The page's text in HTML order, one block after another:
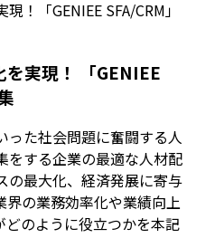
！「GENIEE SFA/CRM」
実現！ 「GENIEE
った社会問題に奮闘する人
をする企業の最適な人材配
の最大化、経済発展に寄与
界の業務効率化や業績向上
どのように役立つかを本記